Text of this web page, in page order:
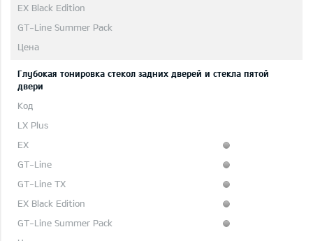
Глубокая тонировка стекол задних дверей и стекла пятой
двери